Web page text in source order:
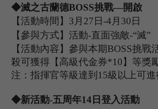
◆滅之古蘭德BOSS挑戰—開啟
【活動時間】 3 月 27日-4 月 30日
【參與方式】 活動-直面強敵-“滅”
【活動內容】參與本期BOSS挑戰
殺可獲得【高級代金券*10】等獎
注：指揮官等級達到 15級以上可
◆新活動-五周年14 日登入活動